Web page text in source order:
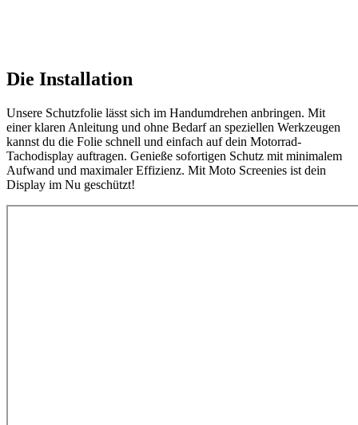
Die Installation
Unsere Schutzfolie lässt sich im Handumdrehen anbringen. Mit
einer klaren Anleitung und ohne Bedarf an speziellen Werkzeugen
kannst du die Folie schnell und einfach auf dein Motorrad-
Tachodisplay auftragen. Genieße sofortigen Schutz mit minimalem
Aufwand und maximaler Effizienz. Mit Moto Screenies ist dein
Display im Nu geschützt!